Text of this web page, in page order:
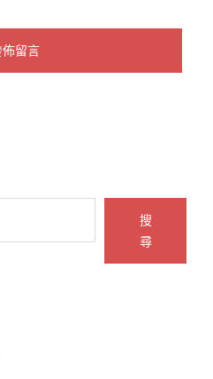
搜
尋